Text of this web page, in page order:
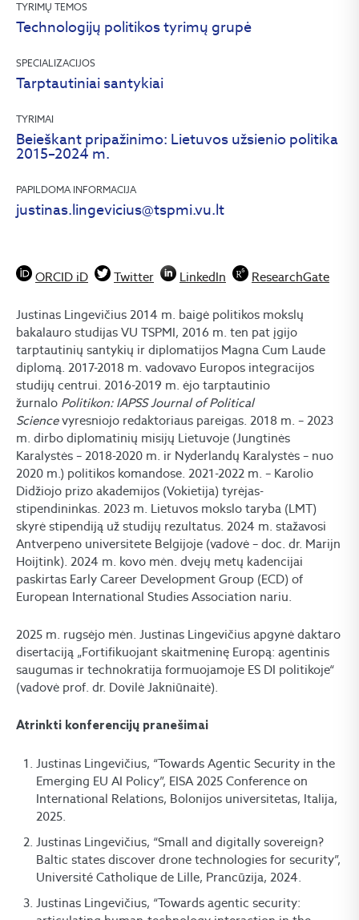
TYRIMŲ TEMOS
Technologijų politikos tyrimų grupė
SPECIALIZACIJOS
Tarptautiniai santykiai
TYRIMAI
Beieškant pripažinimo: Lietuvos užsienio politika
2015–2024 m.
PAPILDOMA INFORMACIJA
justinas.lingevicius@tspmi.vu.lt
ORCID iD Twitter LinkedIn ResearchGate
Justinas Lingevičius 2014 m. baigė politikos mokslų
bakalauro studijas VU TSPMI, 2016 m. ten pat įgijo
tarptautinių santykių ir diplomatijos Magna Cum Laude
diplomą. 2017-2018 m. vadovavo Europos integracijos
studijų centrui. 2016-2019 m. ėjo tarptautinio
žurnalo Politikon: IAPSS Journal of Political
Sciencevyresniojo redaktoriaus pareigas. 2018 m. – 2023
m. dirbo diplomatinių misijų Lietuvoje (Jungtinės
Karalystės – 2018-2020 m. ir Nyderlandų Karalystės – nuo
2020 m.) politikos komandose. 2021-2022 m. – Karolio
Didžiojo prizo akademijos (Vokietija) tyrėjas-
stipendininkas. 2023 m. Lietuvos mokslo taryba (LMT)
skyrė stipendiją už studijų rezultatus. 2024 m. stažavosi
Antverpeno universitete Belgijoje (vadovė – doc. dr. Marijn
Hoijtink). 2024 m. kovo mėn. dvejų metų kadencijai
paskirtas Early Career Development Group (ECD) of
European International Studies Association nariu.
2025 m. rugsėjo mėn. Justinas Lingevičius apgynė daktaro
disertaciją „Fortifikuojant skaitmeninę Europą: agentinis
saugumas ir technokratija formuojamoje ES DI politikoje“
(vadovė prof. dr. Dovilė Jakniūnaitė).
Atrinkti konferencijų pranešimai
Justinas Lingevičius, “Towards Agentic Security in the
Emerging EU AI Policy”, EISA 2025 Conference on
International Relations, Bolonijos universitetas, Italija,
2025.
Justinas Lingevičius, “Small and digitally sovereign?
Baltic states discover drone technologies for security”,
Université Catholique de Lille, Prancūzija, 2024.
Justinas Lingevičius, “Towards agentic security: